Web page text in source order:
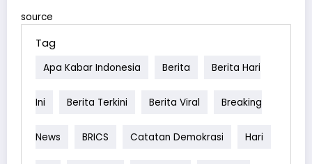
source
Tag
Apa Kabar Indonesia Berita Berita Hari
Ini Berita Terkini Berita Viral Breaking
News BRICS Catatan Demokrasi Hari